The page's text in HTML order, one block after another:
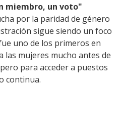
miembro, un voto"
por la paridad de género
sigue siendo un foco
uno de los primeros en
las mujeres mucho antes de
para acceder a puestos
continua.